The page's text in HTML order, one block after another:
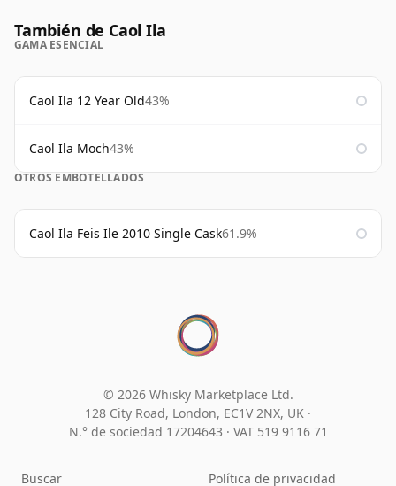
También de Caol Ila
GAMA ESENCIAL
Caol Ila 12 Year Old43%
Caol Ila Moch43%
OTROS EMBOTELLADOS
Caol Ila Feis Ile 2010 Single Cask61.9%
© 2026 Whisky Marketplace Ltd.
128 City Road, London, EC1V 2NX, UK ·
N.° de sociedad 17204643 · VAT 519 9116 71
Buscar Política de privacidad